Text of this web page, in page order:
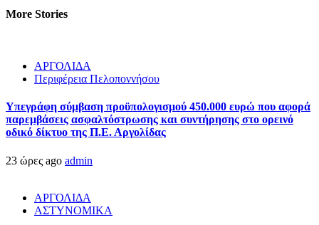
More Stories
ΑΡΓΟΛΙΔΑ
Περιφέρεια Πελοποννήσου
Υπεγράφη σύμβαση προϋπολογισμού 450.000 ευρώ που αφορά
παρεμβάσεις ασφαλτόστρωσης και συντήρησης στο ορεινό
οδικό δίκτυο της Π.Ε. Αργολίδας
23 ώρες ago admin
ΑΡΓΟΛΙΔΑ
ΑΣΤΥΝΟΜΙΚΑ